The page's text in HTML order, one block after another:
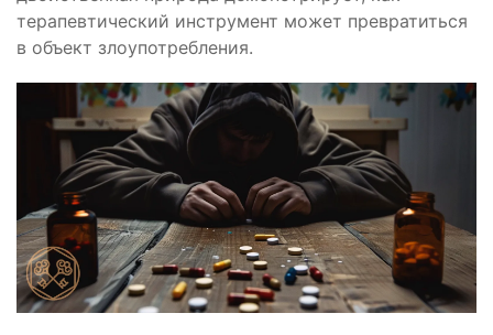
терапевтический инструмент может превратиться
в объект злоупотребления.